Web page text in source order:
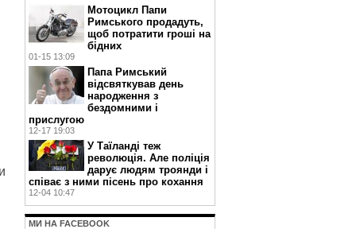
Мотоцикл Папи
Римського продадуть,
щоб потратити гроші на
бідних
01-15 13:09
Папа Римський
відсвяткував день
народження з
бездомними і
прислугою
12-17 19:03
У Таїланді теж
революція. Але поліція
дарує людям троянди і
співає з ними пісень про кохання
12-04 10:47
МИ НА FACEBOOK